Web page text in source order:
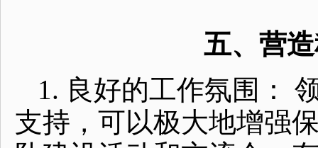
五、营
1. 良好的工作氛围：
支持，可以极大地增强